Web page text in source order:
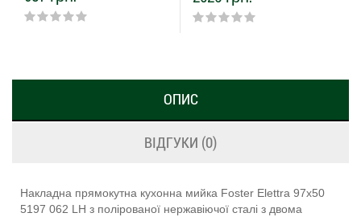
ОПИС
ВІДГУКИ (0)
Накладна прямокутна кухонна мийка Foster Elettra 97x50
5197 062 LH з полірованої нержавіючої сталі з двома